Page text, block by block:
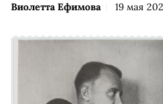
Виолетта Ефимова 19 мая